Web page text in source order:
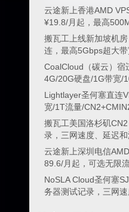
云途新上香港AMD
¥19.8/月起，最高
搬瓦工上线新加坡机
连，最高5Gbps超大
CoalCloud（碳云）宿
4G/20G硬盘/1G带宽/
Lightlayer圣何塞直连
宽/1T流量/
搬瓦工美国洛杉矶
录，三网速度、延迟
云途新上深圳电信
89.6/月起，可选无限
NoSLA Cloud圣何塞
务器测试记录，三网